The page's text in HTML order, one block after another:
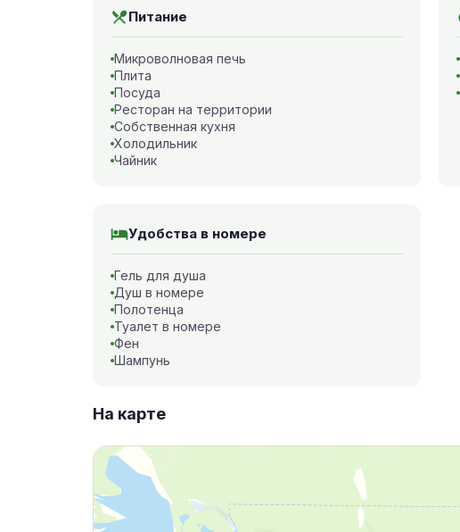
Питание
Микроволновая печь
Плита
Посуда
Ресторан на территории
Собственная кухня
Холодильник
Чайник
Удобства в номере
Гель для душа
Душ в номере
Полотенца
Туалет в номере
Фен
Шампунь
На карте